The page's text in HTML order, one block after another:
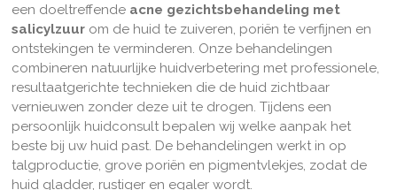
een doeltreffende acne gezichtsbehandeling met
salicylzuurom de huid te zuiveren, poriën te verfijnen en
ontstekingen te verminderen. Onze behandelingen
combineren natuurlijke huidverbetering met professionele,
resultaatgerichte technieken die de huid zichtbaar
vernieuwen zonder deze uit te drogen. Tijdens een
persoonlijk huidconsult bepalen wij welke aanpak het
beste bij uw huid past. De behandelingen werkt in op
talgproductie, grove poriën en pigmentvlekjes, zodat de
huid gladder, rustiger en egaler wordt.